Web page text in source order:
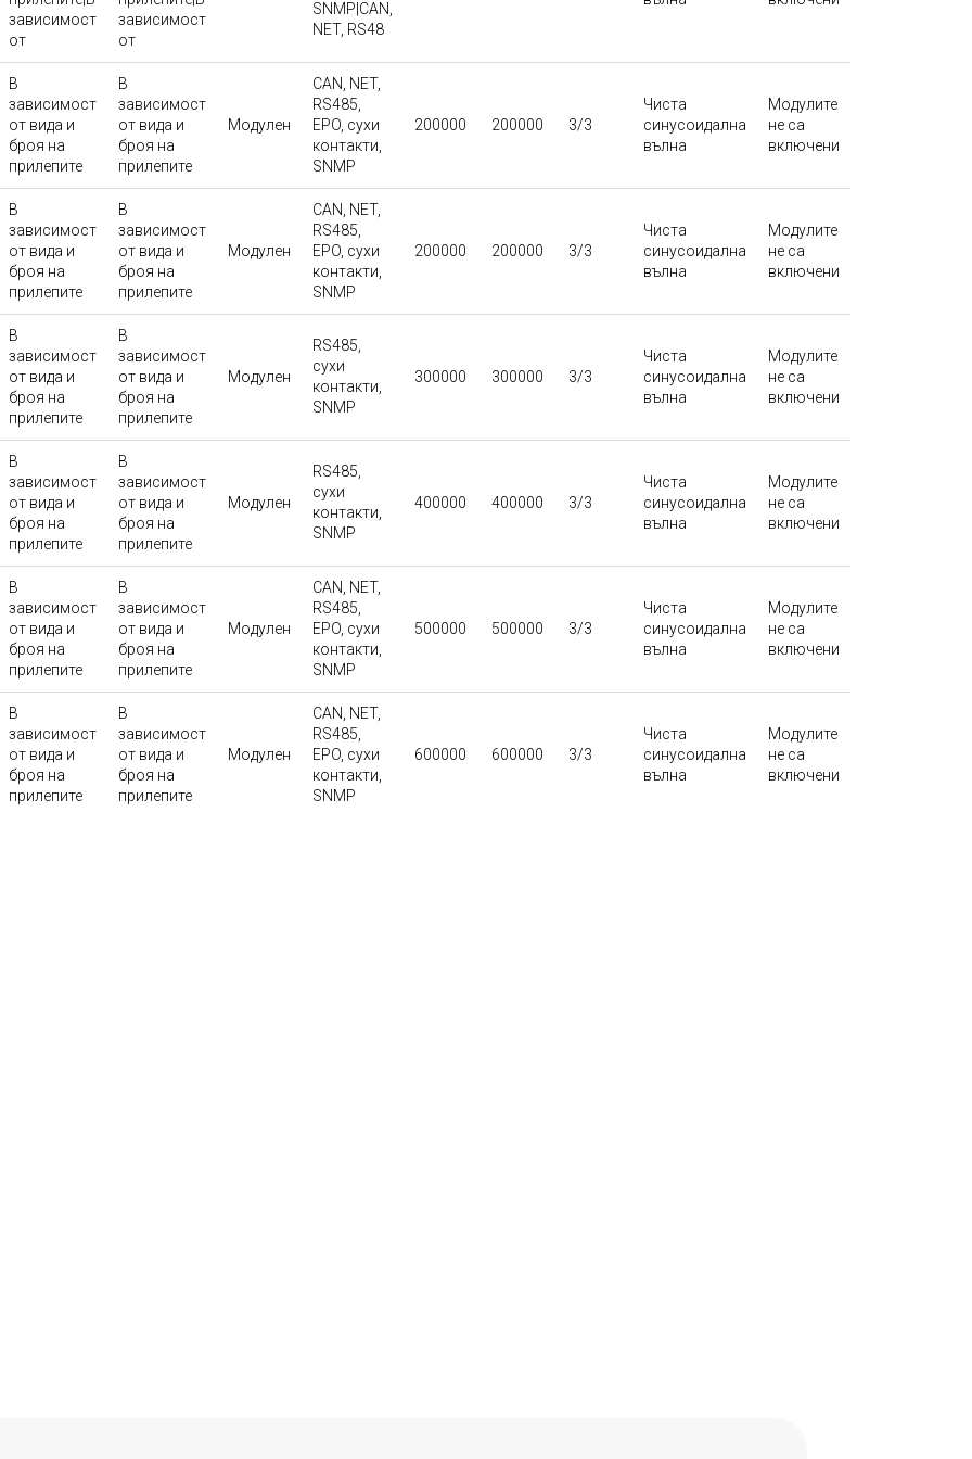
зависимост
от
зависимост
от
SNMP|CAN,
NET, RS48
В
зависимост
от вида и
броя на
прилепите
В
зависимост
от вида и
броя на
прилепите
Модулен
CAN, NET,
RS485,
EPO, сухи
контакти,
SNMP
200000 200000 3/3
Чиста
синусоидална
вълна
Модулите
не са
включени
В
зависимост
от вида и
броя на
прилепите
В
зависимост
от вида и
броя на
прилепите
Модулен
CAN, NET,
RS485,
EPO, сухи
контакти,
SNMP
200000 200000 3/3
Чиста
синусоидална
вълна
Модулите
не са
включени
В
зависимост
от вида и
броя на
прилепите
В
зависимост
от вида и
броя на
прилепите
Модулен
RS485,
сухи
контакти,
SNMP
300000 300000 3/3
Чиста
синусоидална
вълна
Модулите
не са
включени
В
зависимост
от вида и
броя на
прилепите
В
зависимост
от вида и
броя на
прилепите
Модулен
RS485,
сухи
контакти,
SNMP
400000 400000 3/3
Чиста
синусоидална
вълна
Модулите
не са
включени
В
зависимост
от вида и
броя на
прилепите
В
зависимост
от вида и
броя на
прилепите
Модулен
CAN, NET,
RS485,
EPO, сухи
контакти,
SNMP
500000 500000 3/3
Чиста
синусоидална
вълна
Модулите
не са
включени
В
зависимост
от вида и
броя на
прилепите
В
зависимост
от вида и
броя на
прилепите
Модулен
CAN, NET,
RS485,
EPO, сухи
контакти,
SNMP
600000 600000 3/3
Чиста
синусоидална
вълна
Модулите
не са
включени